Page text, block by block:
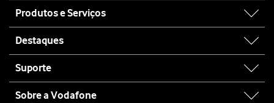
map
Produtos e Serviços
Destaques
Suporte
Sobre a Vodafone